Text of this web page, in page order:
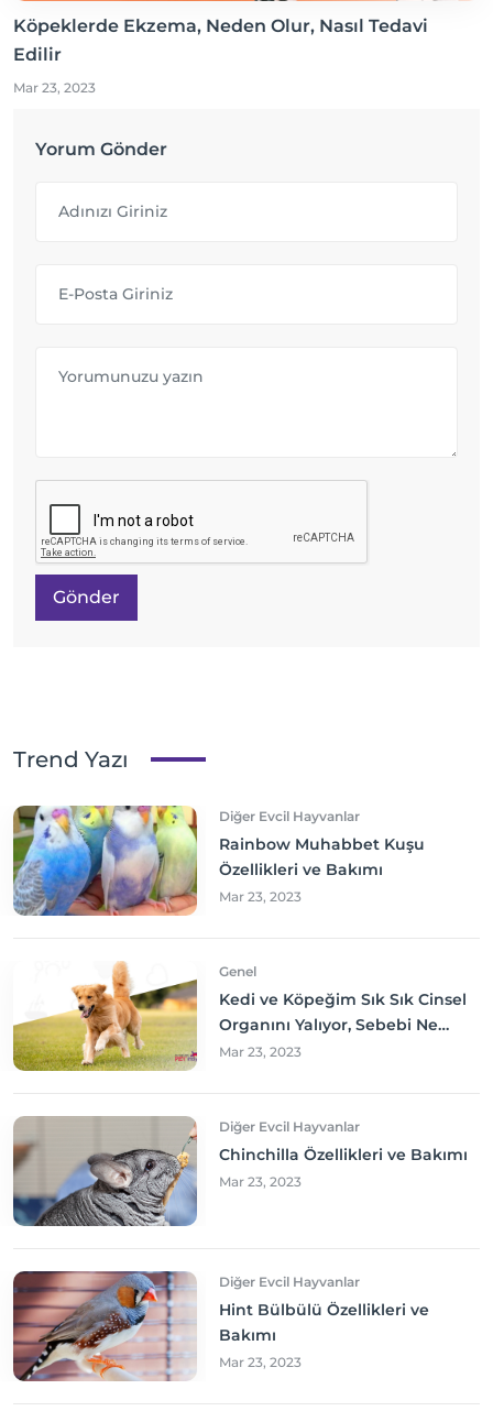
Köpeklerde Ekzema, Neden Olur, Nasıl Tedavi
Edilir
Mar 23, 2023
Yorum Gönder
Gönder
Trend Yazı
Diğer Evcil Hayvanlar
Rainbow Muhabbet Kuşu
Özellikleri ve Bakımı
Mar 23, 2023
Genel
Kedi ve Köpeğim Sık Sık Cinsel
Organını Yalıyor, Sebebi Ne
Olabilir? Neler yapmalıyım?
Mar 23, 2023
Diğer Evcil Hayvanlar
Chinchilla Özellikleri ve Bakımı
Mar 23, 2023
Diğer Evcil Hayvanlar
Hint Bülbülü Özellikleri ve
Bakımı
Mar 23, 2023